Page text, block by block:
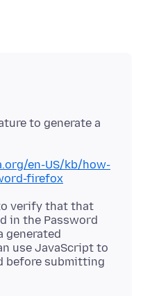
to generate a
en-US/kb/how-
firefox
verify that that
in the Password
generated
use JavaScript to
before submitting